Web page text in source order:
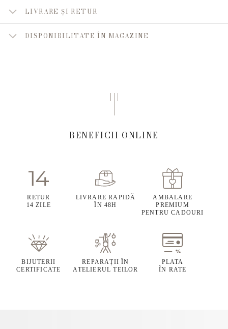
LIVRARE ȘI RETUR
DISPONIBILITATE ÎN MAGAZINE
BENEFICII ONLINE
RETUR
14 ZILE
LIVRARE RAPIDĂ
ÎN 48H
AMBALARE
PREMIUM
PENTRU CADOURI
BIJUTERII
CERTIFICATE
REPARAȚII ÎN
ATELIERUL TEILOR
PLATA
ÎN RATE